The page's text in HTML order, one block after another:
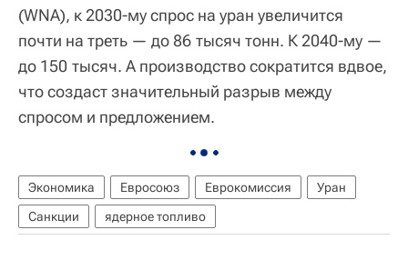
(WNA), к 2030-му спрос на уран увеличится
почти на треть — до 86 тысяч тонн. К 2040-му —
до 150 тысяч. А производство сократится вдвое,
что создаст значительный разрыв между
спросом и предложением.
Экономика Евросоюз Еврокомиссия
Уран
Санкции
ядерное топливо